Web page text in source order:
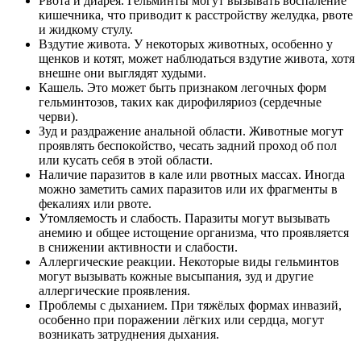
кишечника, что приводит к расстройству желудка, рвоте
и жидкому стулу.
Вздутие живота. У некоторых животных, особенно у
щенков и котят, может наблюдаться вздутие живота, хотя
внешне они выглядят худыми.
Кашель. Это может быть признаком легочных форм
гельминтозов, таких как дирофиляриоз (сердечные
черви).
Зуд и раздражение анальной области. Животные могут
проявлять беспокойство, чесать задний проход об пол
или кусать себя в этой области.
Наличие паразитов в кале или рвотных массах. Иногда
можно заметить самих паразитов или их фрагменты в
фекалиях или рвоте.
Утомляемость и слабость. Паразиты могут вызывать
анемию и общее истощение организма, что проявляется
в снижении активности и слабости.
Аллергические реакции. Некоторые виды гельминтов
могут вызывать кожные высыпания, зуд и другие
аллергические проявления.
Проблемы с дыханием. При тяжёлых формах инвазий,
особенно при поражении лёгких или сердца, могут
возникать затруднения дыхания.